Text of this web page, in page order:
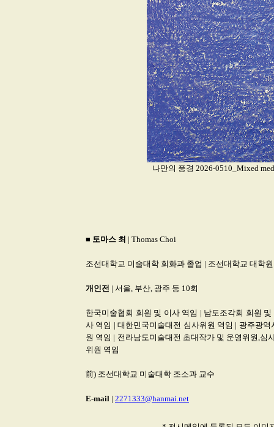
나만의 풍경 2026-0510_Mixed
■ 토마스 최 | Thomas Choi
조선대학교 미술대학 회화과 졸업 | 조선대학교 대학
개인전 | 서울, 부산, 광주 등 10회
한국미술협회 회원 및 이사 역임 | 남도조각회 회원
사 역임 | 대한민국미술대전 심사위원 역임 | 광주광
원 역임 | 전라남도미술대전 초대작가 및 운영위원,
위원 역임
前) 조선대학교 미술대학 조소과 교수
E-mail | 2271333@hanmai.net